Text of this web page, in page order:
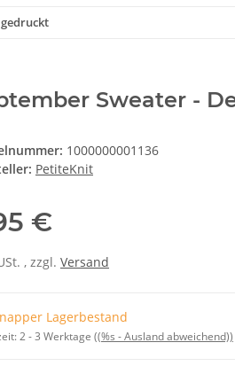
Sweater -
1000000001136
PetiteKnit
€
, zzgl. Versand
Lagerbestand
2 - 3 Werktage ((%s - Ausland abweichend))